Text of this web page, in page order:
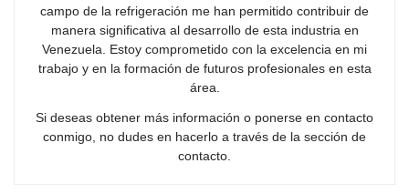
campo de la refrigeración me han permitido contribuir de
manera significativa al desarrollo de esta industria en
Venezuela. Estoy comprometido con la excelencia en mi
trabajo y en la formación de futuros profesionales en esta
área.
Si deseas obtener más información o ponerse en contacto
conmigo, no dudes en hacerlo a través de la sección de
contacto.